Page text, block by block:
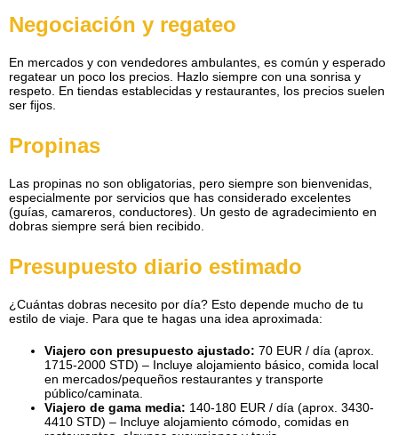
Negociación y regateo
En mercados y con vendedores ambulantes, es común y esperado
regatear un poco los precios. Hazlo siempre con una sonrisa y
respeto. En tiendas establecidas y restaurantes, los precios suelen
ser fijos.
Propinas
Las propinas no son obligatorias, pero siempre son bienvenidas,
especialmente por servicios que has considerado excelentes
(guías, camareros, conductores). Un gesto de agradecimiento en
dobras siempre será bien recibido.
Presupuesto diario estimado
¿Cuántas dobras necesito por día? Esto depende mucho de tu
estilo de viaje. Para que te hagas una idea aproximada:
Viajero con presupuesto ajustado: 70 EUR / día (aprox.
1715-2000 STD) – Incluye alojamiento básico, comida local
en mercados/pequeños restaurantes y transporte
público/caminata.
Viajero de gama media: 140-180 EUR / día (aprox. 3430-
4410 STD) – Incluye alojamiento cómodo, comidas en